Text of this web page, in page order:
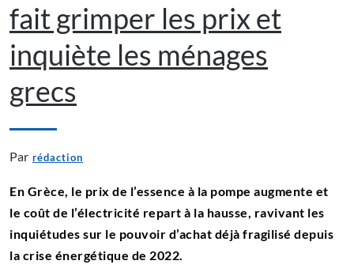
fait grimper les prix et
inquiète les ménages
grecs
Par rédaction
En Grèce, le prix de l’essence à la pompe augmente et
le coût de l’électricité repart à la hausse, ravivant les
inquiétudes sur le pouvoir d’achat déjà fragilisé depuis
la crise énergétique de 2022.